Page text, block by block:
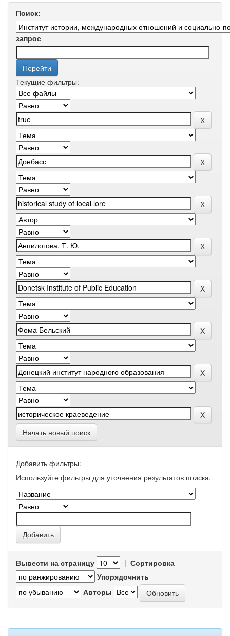
Поиск:
запрос
Текущие фильтры:
Начать новый поиск
Добавить фильтры:
Используйте фильтры для уточнения результатов поиска.
Вывести на страницу | Сортировка
Упорядочнить
Авторы